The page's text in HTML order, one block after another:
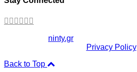
ninty.gr
Privacy Policy
Back to Top